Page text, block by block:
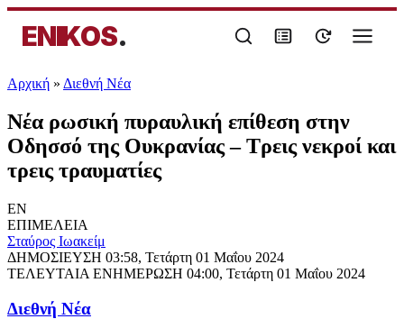
ENIKOS.
Αρχική » Διεθνή Νέα
Νέα ρωσική πυραυλική επίθεση στην
Οδησσό της Ουκρανίας – Τρεις νεκροί και
τρεις τραυματίες
EN
ΕΠΙΜΕΛΕΙΑ
Σταύρος Ιωακείμ
ΔΗΜΟΣΙΕΥΣΗ 03:58, Τετάρτη 01 Μαΐου 2024
ΤΕΛΕΥΤΑΙΑ ΕΝΗΜΕΡΩΣΗ 04:00, Τετάρτη 01 Μαΐου 2024
Διεθνή Νέα